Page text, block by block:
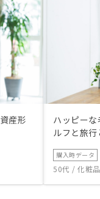
産形
ハッピー
ルフと旅
購入時データ
50代 / 化粧